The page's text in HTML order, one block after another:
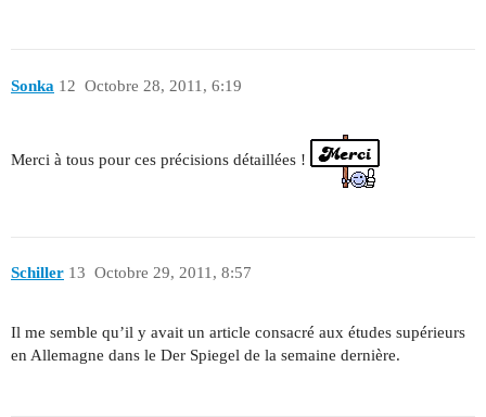
Sonka Octobre 28, 2011, 6:19
12
Merci à tous pour ces précisions détaillées !
Schiller Octobre 29, 2011, 8:57
13
Il me semble qu’il y avait un article consacré aux études supérieurs
en Allemagne dans le Der Spiegel de la semaine dernière.